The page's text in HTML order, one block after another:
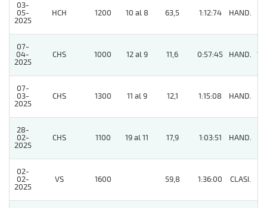
03-
05-
2025
HCH 1200 10 al 8 63,5 1:12:74 HAND.
07-
04-
2025
CHS 1000 12 al 9 11,6 0:57:45 HAND. 12
07-
03-
2025
CHS 1300 11 al 9 12,1 1:15:08 HAND.
28-
02-
2025
CHS 1100 19 al 11 17,9 1:03:51 HAND.
02-
02-
2025
VS 1600 59,8 1:36:00 CLASI.